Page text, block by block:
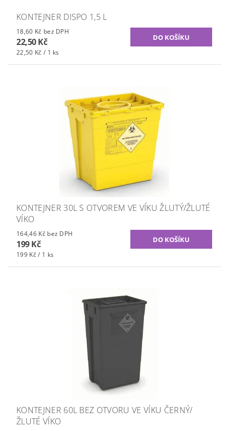
KONTEJNER DISPO 1,5 L
18,60 Kč bez DPH
22,50 Kč
22,50 Kč / 1 ks
KONTEJNER 30L S OTVOREM VE VÍKU ŽLUTÝ/ŽLUTÉ
VÍKO
164,46 Kč bez DPH
199 Kč
199 Kč / 1 ks
KONTEJNER 60L BEZ OTVORU VE VÍKU ČERNÝ/
ŽLUTÉ VÍKO